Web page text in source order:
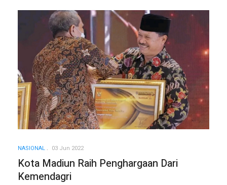
NASIONAL 03 Jun 2022
Kota Madiun Raih Penghargaan Dari
Kemendagri